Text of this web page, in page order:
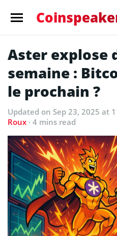
Aster explose
semaine :
le prochain ?
Updated on Sep 23, 2025 at
Roux · 4 mins read